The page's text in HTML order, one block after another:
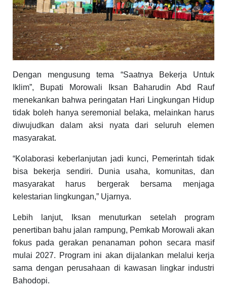
Dengan mengusung tema “Saatnya Bekerja Untuk
Iklim”, Bupati Morowali Iksan Baharudin Abd Rauf
menekankan bahwa peringatan Hari Lingkungan Hidup
tidak boleh hanya seremonial belaka, melainkan harus
diwujudkan dalam aksi nyata dari seluruh elemen
masyarakat.
“Kolaborasi keberlanjutan jadi kunci, Pemerintah tidak
bisa bekerja sendiri. Dunia usaha, komunitas, dan
masyarakat harus bergerak bersama menjaga
kelestarian lingkungan,” Ujarnya.
Lebih lanjut, Iksan menuturkan setelah program
penertiban bahu jalan rampung, Pemkab Morowali akan
fokus pada gerakan penanaman pohon secara masif
mulai 2027. Program ini akan dijalankan melalui kerja
sama dengan perusahaan di kawasan lingkar industri
Bahodopi.